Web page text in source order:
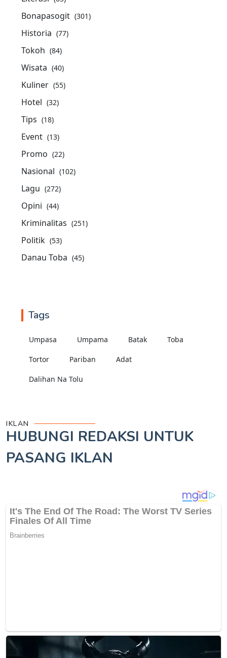
Bonapasogit (301)
Historia (77)
Tokoh (84)
Wisata (40)
Kuliner (55)
Hotel (32)
Tips (18)
Event (13)
Promo (22)
Nasional (102)
Lagu (272)
Opini (44)
Kriminalitas (251)
Politik (53)
Danau Toba (45)
Tags
Umpasa Umpama Batak Toba
Tortor Pariban Adat
Dalihan Na Tolu
IKLAN
HUBUNGI REDAKSI UNTUK
PASANG IKLAN